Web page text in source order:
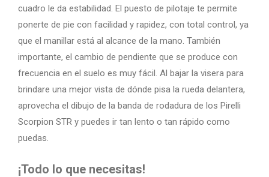
cuadro le da estabilidad. El puesto de pilotaje te permite
ponerte de pie con facilidad y rapidez, con total control, ya
que el manillar está al alcance de la mano. También
importante, el cambio de pendiente que se produce con
frecuencia en el suelo es muy fácil. Al bajar la visera para
brindare una mejor vista de dónde pisa la rueda delantera,
aprovecha el dibujo de la banda de rodadura de los Pirelli
Scorpion STR y puedes ir tan lento o tan rápido como
puedas.
¡Todo lo que necesitas!